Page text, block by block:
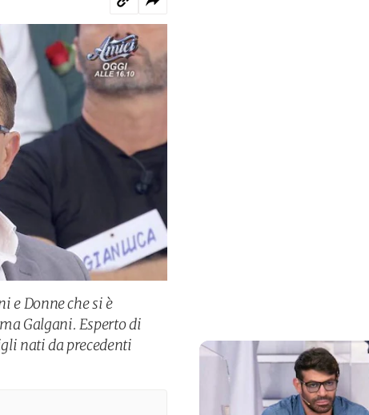
e Donne che si è
Galgani. Esperto di
nati da precedenti